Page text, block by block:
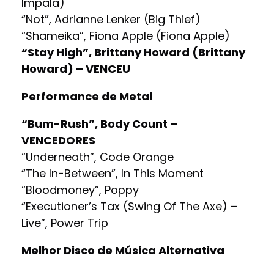
“Not”, Adrianne Lenker (Big Thief)
“Shameika”, Fiona Apple (Fiona Apple)
“Stay High”, Brittany Howard (Brittany
Howard) – VENCEU
Performance de Metal
“Bum-Rush”, Body Count –
VENCEDORES
“Underneath”, Code Orange
“The In-Between”, In This Moment
“Bloodmoney”, Poppy
“Executioner’s Tax (Swing Of The Axe) –
Live”, Power Trip
Melhor Disco de Música Alternativa